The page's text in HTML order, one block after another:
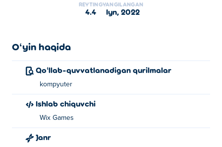
REYTING
4.4
YANGILANGAN
iyn, 2022
Oʻyin haqida
Qoʻllab-quvvatlanadigan qurilmalar
kompyuter
Ishlab chiquvchi
Wix Games
Janr